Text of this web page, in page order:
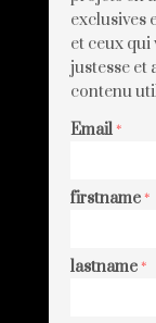
exclusives
et ceux qui
justesse et
contenu
Email *
firstname*
lastname*